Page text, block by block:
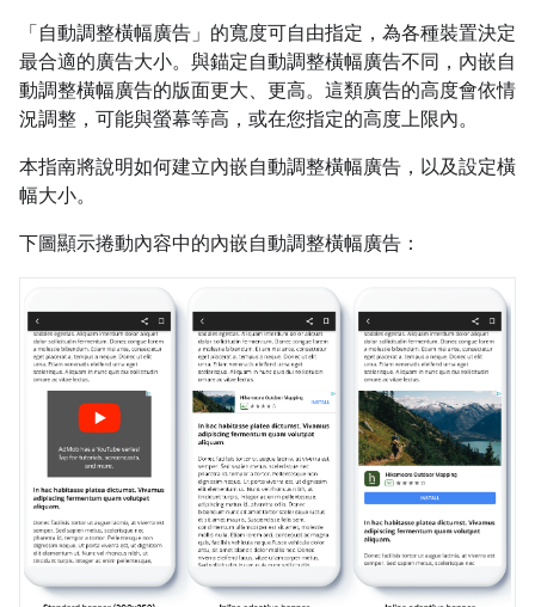
「自動調整橫幅廣告」的寬度可自由指定，為各種裝置決定
最合適的廣告大小。與錨定自動調整橫幅廣告不同，內嵌自
動調整橫幅廣告的版面更大、更高。這類廣告的高度會依情
況調整，可能與螢幕等高，或在您指定的高度上限內。
本指南將說明如何建立內嵌自動調整橫幅廣告，以及設定橫
幅大小。
下圖顯示捲動內容中的內嵌自動調整橫幅廣告：